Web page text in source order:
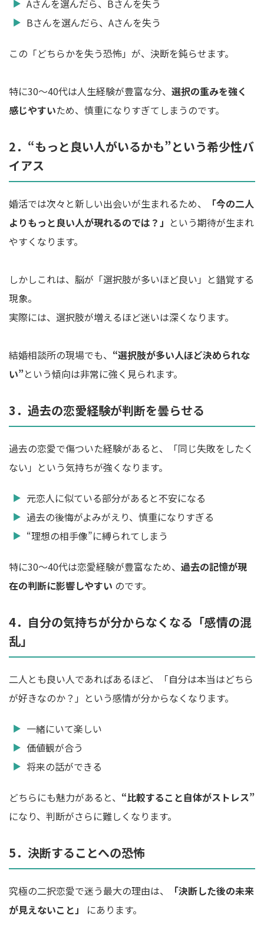
Aさんを選んだら、Bさんを失う
Bさんを選んだら、Aさんを失う
この「どちらかを失う恐怖」が、決断を鈍らせます。
特に30〜40代は人生経験が豊富な分、 選択の重みを強く
感じやすいため、慎重になりすぎてしまうのです。
2．“もっと良い人がいるかも”という希少性バ
イアス
婚活では次々と新しい出会いが生まれるため、
「今の二人
よりもっと良い人が現れるのでは？」 という期待が生まれ
やすくなります。
しかしこれは、脳が「選択肢が多いほど良い」と錯覚する
現象。
実際には、選択肢が増えるほど迷いは深くなります。
結婚相談所の現場でも、 “選択肢が多い人ほど決められな
い”という傾向は非常に強く見られます。
3．過去の恋愛経験が判断を曇らせる
過去の恋愛で傷ついた経験があると、「同じ失敗をしたく
ない」という気持ちが強くなります。
元恋人に似ている部分があると不安になる
過去の後悔がよみがえり、慎重になりすぎる
“理想の相手像”に縛られてしまう
特に30〜40代は恋愛経験が豊富なため、 過去の記憶が現
在の判断に影響しやすい のです。
4．自分の気持ちが分からなくなる「感情の混
乱」
二人とも良い人であればあるほど、「自分は本当はどちら
が好きなのか？」という感情が分からなくなります。
一緒にいて楽しい
価値観が合う
将来の話ができる
どちらにも魅力があると、 “比較すること自体がストレス”
になり、判断がさらに難しくなります。
5．決断することへの恐怖
究極の二択恋愛で迷う最大の理由は、
「決断した後の未来
が見えないこと」
にあります。